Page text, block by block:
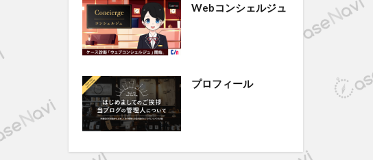
Webコンシェルジュ
プロフィール